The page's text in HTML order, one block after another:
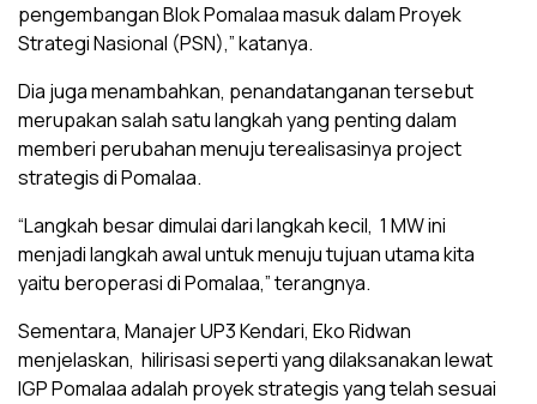
pengembangan Blok Pomalaa masuk dalam Proyek
Strategi Nasional (PSN),” katanya.
Dia juga menambahkan, penandatanganan tersebut
merupakan salah satu langkah yang penting dalam
memberi perubahan menuju terealisasinya project
strategis di Pomalaa.
“Langkah besar dimulai dari langkah kecil, 1 MW ini
menjadi langkah awal untuk menuju tujuan utama kita
yaitu beroperasi di Pomalaa,” terangnya.
Sementara, Manajer UP3 Kendari, Eko Ridwan
menjelaskan, hilirisasi seperti yang dilaksanakan lewat
IGP Pomalaa adalah proyek strategis yang telah sesuai